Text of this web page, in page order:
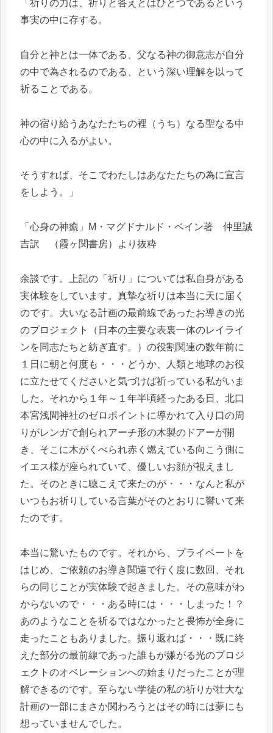
「祈りの力は、祈りと答えとはひとつであるという
事実の中に存する。
自分と神とは一体である、父なる神の御意志が自分
の中で為されるのである、という深い理解を以って
祈ることである。
神の宿り給うあなたたちの裡（うち）なる聖なる中
心の中に入るがよい。
そうすれば、そこでわたしはあなたたちの為に宣言
をしよう。」
「心身の神癒」M・マグドナルド・ベイン著 仲里誠
吉訳 （霞ヶ関書房）より抜粋
余談です。上記の「祈り」については私自身がある
実体験をしています。真摯な祈りは本当に天に届く
のです。大いなる計画の最前線であったお導きの光
のプロジェクト（日本の主要な表裏一体のレイライ
ンを同志たちと紡ぎ直す。）の役割関連の数年前に
１日に朝と何度も・・・どうか、人類と地球のお役
に立たせてくださいと気づけば祈っている私がいま
した。それから１年～１年半頃経ったある日、北口
本宮浅間神社のゼロポイントに導かれて入り口の周
りがレンガで創られアーチ形の木製のドアーが開
き、そこに木がくべられ赤く燃えている向こう側に
イエス様が座られていて、優しいお顔が視えまし
た。そのときに聴こえて来たのが・・・なんと私が
いつもお祈りしている言葉がそのとおりに響いて来
たのです。
本当に驚いたものです。それから、プライベートを
はじめ、ご依頼のお導き関連で行く度に数回、それ
らの同じことが実体験で起きました。その意味がわ
からないので・・・ある時には・・・しまった！？
あのようなことを祈るではなかったと畏怖が全身に
走ったこともありました。振り返れば・・・既に終
えた部分の最前線であった誰もが嫌がる光のプロジ
ェクトのオペレーションへの始まりだったことが理
解できるのです。至らない学徒の私の祈りが壮大な
計画の一部にまさか関わろうとはその時には夢にも
想っていませんでした。